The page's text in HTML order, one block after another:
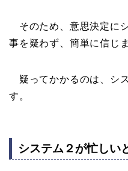
そのため、意思決定に
事を疑わず、簡単に信じま
疑ってかかるのは、シ
す。
システム２が忙しい